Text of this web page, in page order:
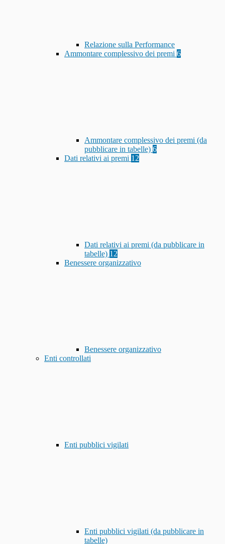
Relazione sulla Performance
Ammontare complessivo dei premi 6
Ammontare complessivo dei premi (da
pubblicare in tabelle) 6
Dati relativi ai premi 12
Dati relativi ai premi (da pubblicare in
tabelle) 12
Benessere organizzativo
Benessere organizzativo
Enti controllati
Enti pubblici vigilati
Enti pubblici vigilati (da pubblicare in
tabelle)